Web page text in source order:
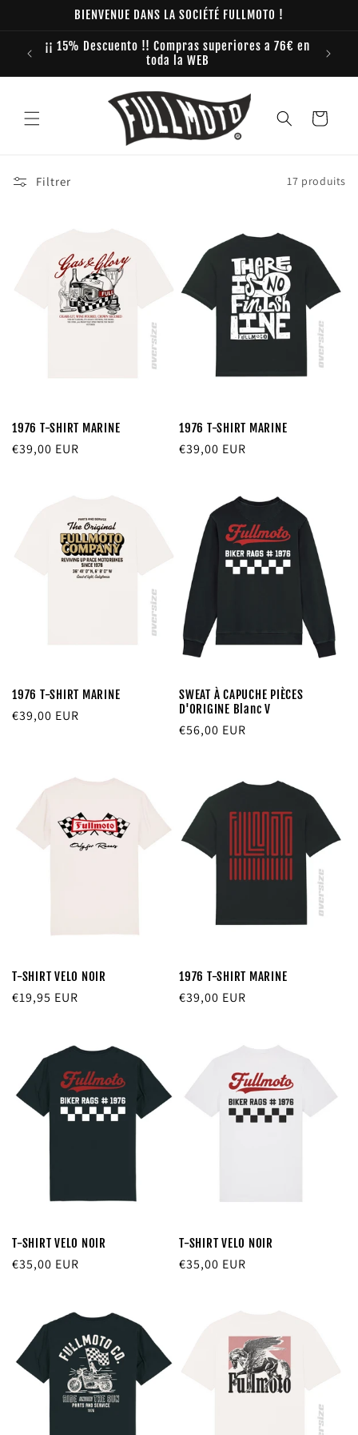
contenu
BIENVENUE DANS LA SOCIÉTÉ FULLMOTO !
¡¡ 15% Descuento !! Compras superiores a 76€ en
toda la WEB
Panier
Filtrer 17 produits
1976 T-SHIRT MARINE
Prix
€39,00 EUR
1976 T-SHIRT MARINE
Prix
€39,00 EUR
1976 T-SHIRT MARINE
Prix
€39,00 EUR
SWEAT À CAPUCHE PIÈCES
D'ORIGINE Blanc V
Prix
€56,00 EUR
T-SHIRT VELO NOIR
Prix
€19,95 EUR
1976 T-SHIRT MARINE
Prix
€39,00 EUR
T-SHIRT VELO NOIR
Prix
€35,00 EUR
T-SHIRT VELO NOIR
Prix
€35,00 EUR